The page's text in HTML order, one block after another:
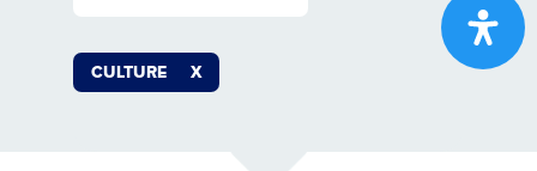
CULTURE X